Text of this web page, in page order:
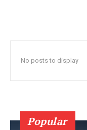
No posts to display
Popular